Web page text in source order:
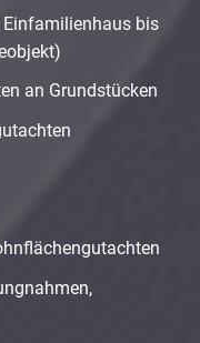
bis
an Grundstücken